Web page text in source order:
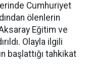
Cumhuriyet
ölenlerin
Eğitim ve
Olayla ilgili
başlattığı tahkikat